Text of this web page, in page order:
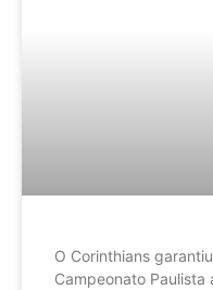
O Corinthians
Campeonato Paulista